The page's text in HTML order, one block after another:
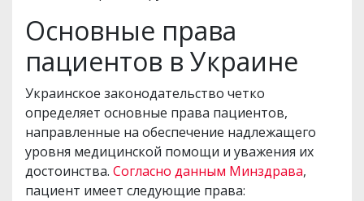
Основные права
пациентов в Украине
Украинское законодательство четко
определяет основные права пациентов,
направленные на обеспечение надлежащего
уровня медицинской помощи и уважения их
достоинства. Согласно данным Минздрава,
пациент имеет следующие права: